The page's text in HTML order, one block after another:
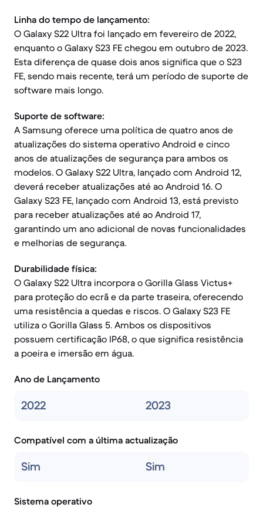
Linha do tempo de lançamento:
O Galaxy S22 Ultra foi lançado em fevereiro de 2022,
enquanto o Galaxy S23 FE chegou em outubro de 2023.
Esta diferença de quase dois anos significa que o S23
FE, sendo mais recente, terá um período de suporte de
software mais longo.
Suporte de software:
A Samsung oferece uma política de quatro anos de
atualizações do sistema operativo Android e cinco
anos de atualizações de segurança para ambos os
modelos. O Galaxy S22 Ultra, lançado com Android 12,
deverá receber atualizações até ao Android 16. O
Galaxy S23 FE, lançado com Android 13, está previsto
para receber atualizações até ao Android 17,
garantindo um ano adicional de novas funcionalidades
e melhorias de segurança.
Durabilidade física:
O Galaxy S22 Ultra incorpora o Gorilla Glass Victus+
para proteção do ecrã e da parte traseira, oferecendo
uma resistência a quedas e riscos. O Galaxy S23 FE
utiliza o Gorilla Glass 5. Ambos os dispositivos
possuem certificação IP68, o que significa resistência
a poeira e imersão em água.
Ano de Lançamento
2022 2023
Compatível com a última actualização
Sim Sim
Sistema operativo